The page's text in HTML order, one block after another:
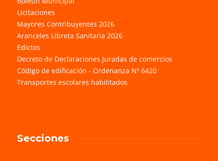
Licitaciones
Mayores Contribuyentes 2026
Aranceles Libreta Sanitaria 2026
Edictos
Decreto de Declaraciones Juradas de comercios
Código de edificación - Ordenanza Nº 6420
Transportes escolares habilitados
Secciones